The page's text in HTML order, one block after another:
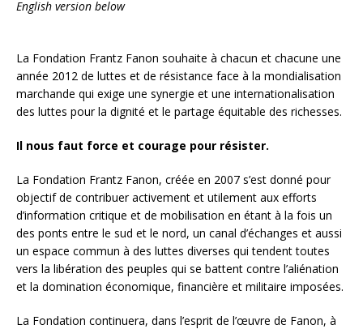
English version below
La Fondation Frantz Fanon souhaite à chacun et chacune une
année 2012 de luttes et de résistance face à la mondialisation
marchande qui exige une synergie et une internationalisation
des luttes pour la dignité et le partage équitable des richesses.
Il nous faut force et courage pour résister.
La Fondation Frantz Fanon, créée en 2007 s’est donné pour
objectif de contribuer activement et utilement aux efforts
d’information critique et de mobilisation en étant à la fois un
des ponts entre le sud et le nord, un canal d’échanges et aussi
un espace commun à des luttes diverses qui tendent toutes
vers la libération des peuples qui se battent contre l’aliénation
et la domination économique, financière et militaire imposées.
La Fondation continuera, dans l’esprit de l’œuvre de Fanon, à